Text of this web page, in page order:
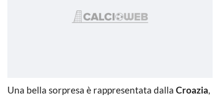
Una bella sorpresa è rappresentata dalla Croazia,